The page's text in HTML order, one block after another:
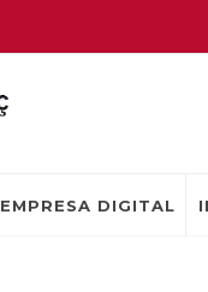
EMPRESA DIGITAL